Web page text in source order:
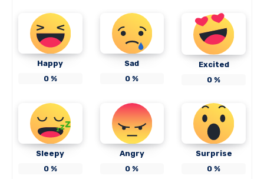
Happy
0%
Sad
0 %
Excited
0 %
Sleepy
0%
Angry
0 %
Surprise
0 %